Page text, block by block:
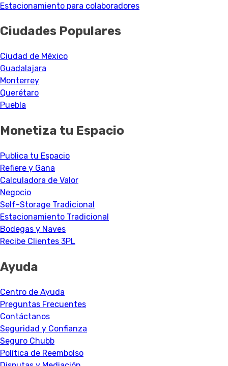
Estacionamiento para colaboradores
Ciudades Populares
Ciudad de México
Guadalajara
Monterrey
Querétaro
Puebla
Monetiza tu Espacio
Publica tu Espacio
Refiere y Gana
Calculadora de Valor
Negocio
Self-Storage Tradicional
Estacionamiento Tradicional
Bodegas y Naves
Recibe Clientes 3PL
Ayuda
Centro de Ayuda
Preguntas Frecuentes
Contáctanos
Seguridad y Confianza
Seguro Chubb
Política de Reembolso